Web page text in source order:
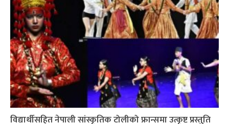
विद्यार्थीसहित नेपाली सांस्कृतिक टोलीको फ्रान्समा उत्कृष्ट प्रस्तुति